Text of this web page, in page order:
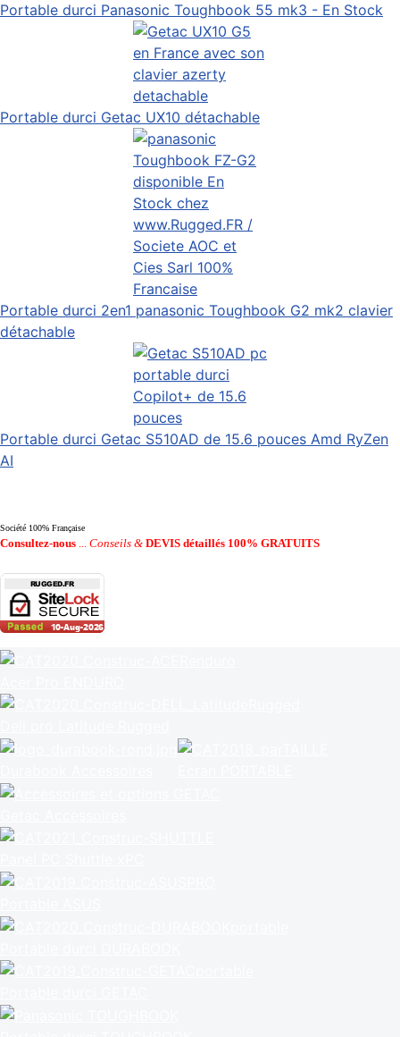
Portable durci Panasonic Toughbook 55 mk3 - En Stock
Portable durci Getac UX10 détachable
Portable durci 2en1 panasonic Toughbook G2 mk2 clavier
détachable
Portable durci Getac S510AD de 15.6 pouces Amd RyZen
AI
Société 100% Française
Consultez-nous ... Conseils & DEVIS détaillés 100% GRATUITS